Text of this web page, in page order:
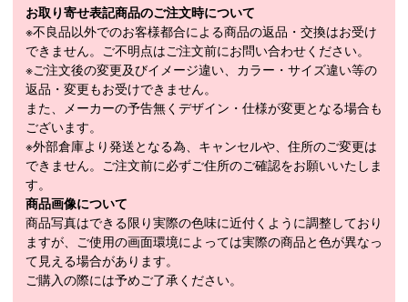
・ロングランとショートラン
・アメリカンフットボール
・フットボール など
原産国：マダガスカル
SPECIFICATION
モデル
18171540-019
素材
ナイロン76％・ポリウレタン24％
カラー
メーカー公表サ
イズまたは実寸
サイズ（cm）
サイズガイド
44S、46M、48L、50XL、52XXL
お取り寄せ表記商品のご注文時について
※不良品以外でのお客様都合による商品の返品・交換はお受け
できません。ご不明点はご注文前にお問い合わせください。
※ご注文後の変更及びイメージ違い、カラー・サイズ違い等の
返品・変更もお受けできません。
また、メーカーの予告無くデザイン・仕様が変更となる場合も
ございます。
※外部倉庫より発送となる為、キャンセルや、住所のご変更は
できません。ご注文前に必ずご住所のご確認をお願いいたしま
す。
商品画像について
商品写真はできる限り実際の色味に近付くように調整しており
ますが、ご使用の画面環境によっては実際の商品と色が異なっ
て見える場合があります。
ご購入の際には予めご了承ください。